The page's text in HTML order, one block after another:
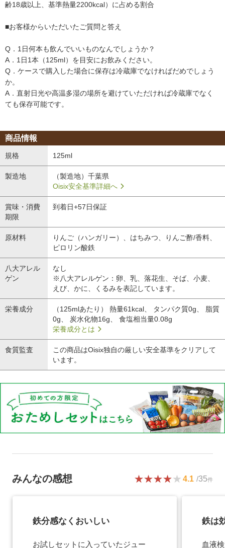
齢18歳以上、基準熱量2200kcal）に占める割合
■お客様からいただいたご質問と答え
Q．1日何本も飲んでいいものなんでしょうか？
A．1日1本（125ml）を目安にお飲みください。
Q．ケースで購入した場合に保存は冷蔵庫でなければだめでしょう
か。
A．直射日光や高温多湿の場所を避けていただければ冷蔵庫でなく
ても保存可能です。